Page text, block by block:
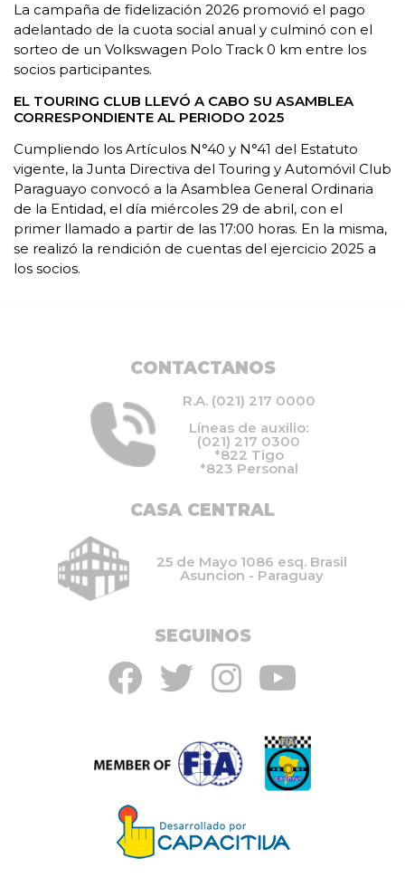
La campaña de fidelización 2026 promovió el pago
adelantado de la cuota social anual y culminó con el
sorteo de un Volkswagen Polo Track 0 km entre los
socios participantes.
EL TOURING CLUB LLEVÓ A CABO SU ASAMBLEA
CORRESPONDIENTE AL PERIODO 2025
Cumpliendo los Artículos N°40 y N°41 del Estatuto
vigente, la Junta Directiva del Touring y Automóvil Club
Paraguayo convocó a la Asamblea General Ordinaria
de la Entidad, el día miércoles 29 de abril, con el
primer llamado a partir de las 17:00 horas. En la misma,
se realizó la rendición de cuentas del ejercicio 2025 a
los socios.
CONTACTANOS
R.A. (021) 217 0000
Líneas de auxilio:
(021) 217 0300
*822 Tigo
*823 Personal
CASA CENTRAL
25 de Mayo 1086 esq. Brasil
Asuncion - Paraguay
SEGUINOS